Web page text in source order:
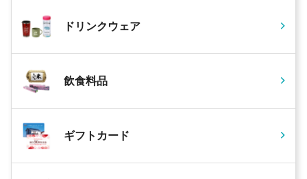
ドリンクウェア
飲食料品
ギフトカード